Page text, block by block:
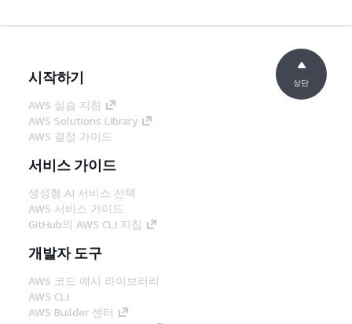
시작하기
AWS 실습 지침
AWS Solutions Library
AWS 결정 가이드
서비스 가이드
생성형 AI 서비스 선택
AWS 서비스 가이드
GitHub의 AWS CLI 지침
개발자 도구
AWS 코드 예시 라이브러리
AWS CLI
AWS Builder 센터
상단